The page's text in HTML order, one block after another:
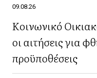
09.08.26
Κοινωνικό
οι αιτήσεις για
προϋποθέσεις